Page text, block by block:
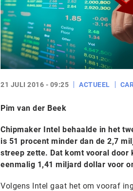
21 JULI 2016 - 09:25 ACTUEEL
Pim van der Beek
Chipmaker Intel behaalde in het
is 51 procent minder dan de 2,7
streep zette. Dat komt vooral
eenmalig 1,41 miljard dollar voor
Volgens Intel gaat het om vooraf